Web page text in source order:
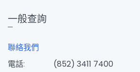
一般查詢
聯絡我們
電話:
(852) 3411 7400